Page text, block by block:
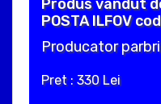
Produs vandut
POSTA ILFOV
Producator
Pret : 330 Lei